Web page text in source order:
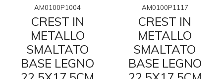
AM0100P1004
CREST IN
METALLO
SMALTATO
BASE LEGNO
AM0100P1117
CREST IN
METALLO
SMALTATO
BASE LEGNO